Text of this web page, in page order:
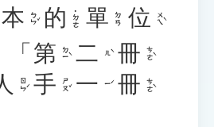
本 ㄅㄣˇ 的 ˙ㄉㄜ 單 ㄉㄢ 位 ㄨㄟˋ
「 第 ㄉㄧˋ 二 ㄦˋ 冊 ㄘㄜˋ
ㄖㄣˊ 手 ㄕㄡˇ 一 ㄧˊ 冊 ㄘㄜˋ